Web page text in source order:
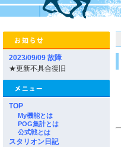
2023/09/09 故障
★更新不具合復旧
TOP
My機能とは
POG集計とは
公式戦とは
スタリオン日記